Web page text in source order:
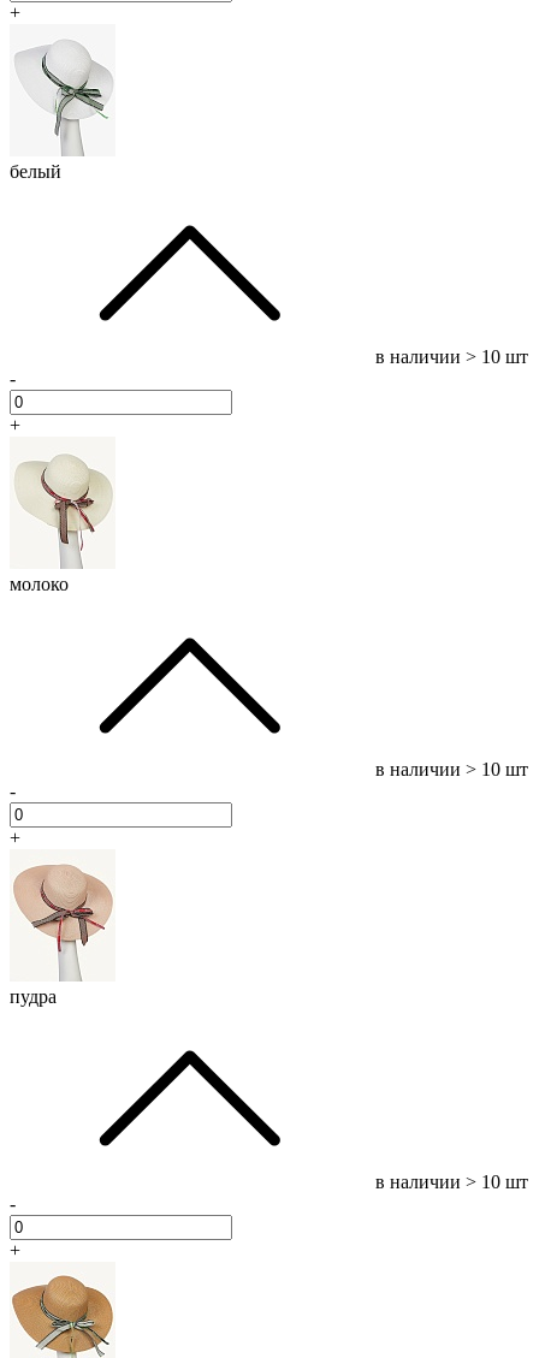
+
белый
в наличии > 10 шт
-
+
молоко
в наличии > 10 шт
-
+
пудра
в наличии > 10 шт
-
+